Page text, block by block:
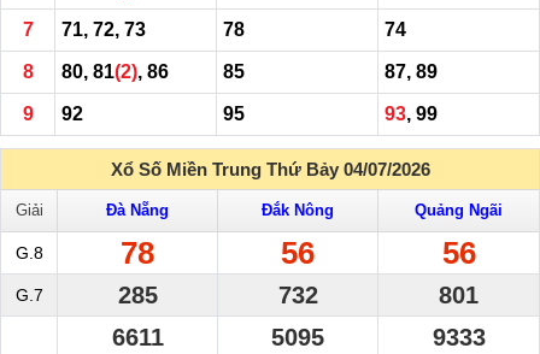
7 71, 72, 73 78 74
8 80, 81(2), 86 85 87, 89
9 92 95 93, 99
Xổ Số Miền Trung Thứ Bảy 04/07/2026
Giải Đà Nẵng Đắk Nông Quảng Ngãi
G.8 78 56 56
G.7 285 732 801
6611
5095
9333